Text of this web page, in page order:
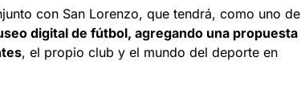
con San Lorenzo, que tendrá, como uno de
digital de fútbol, agregando una propuesta
, el propio club y el mundo del deporte en